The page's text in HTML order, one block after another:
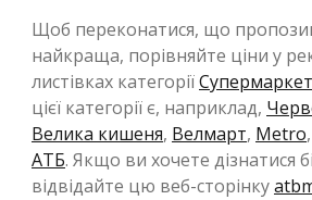
Щоб переконатися, що
найкраща, порівняйте ціни у
листівках категорії
цієї категорії є, наприклад,
Велика кишеня, Велмарт, Metro,
АТБ. Якщо ви хочете дізнатися
відвідайте цю веб-сторінку